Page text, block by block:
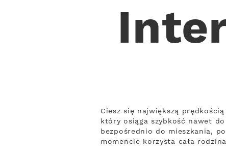
Ciesz się największą
który osiąga szybkość nawet
bezpośrednio do mieszkania,
momencie korzysta cała